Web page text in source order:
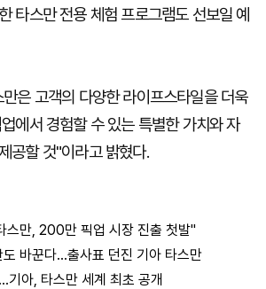
타스만 전용 체험 프로그램도 선보일 예
은 고객의 다양한 라이프스타일을 더욱
에서 경험할 수 있는 특별한 가치와 자
공할 것"이라고 밝혔다.
스만, 200만 픽업 시장 진출 첫발"
바꾼다…출사표 던진 기아 타스만
기아, 타스만 세계 최초 공개